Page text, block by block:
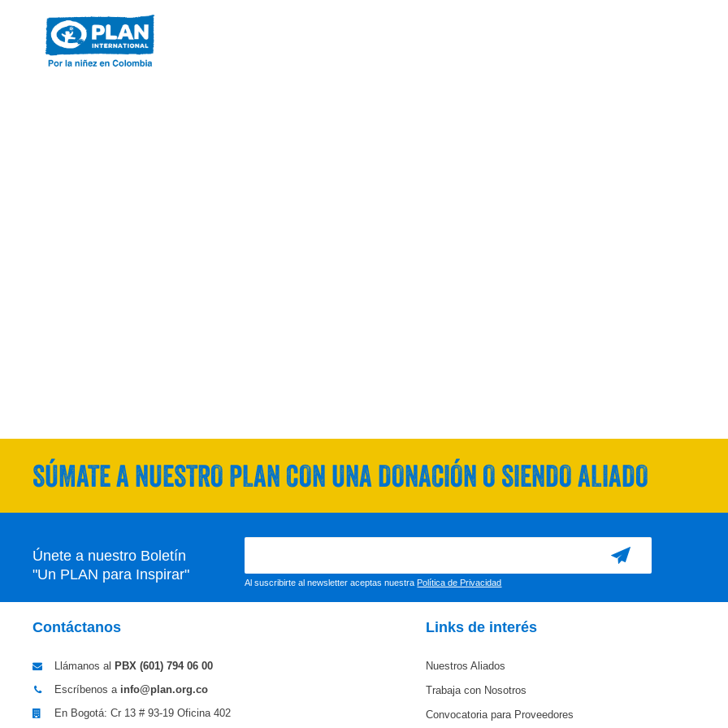
SÚMATE A NUESTRO PLAN CON UNA DONACIÓN O SIENDO ALIADO
Únete a nuestro Boletín
"Un PLAN para Inspirar"
Al suscribirte al newsletter aceptas nuestra Política de Privacidad
Contáctanos
Llámanos al PBX (601) 794 06 00
Escríbenos a info@plan.org.co
En Bogotá: Cr 13 # 93-19 Oficina 402
Links de interés
Nuestros Aliados
Trabaja con Nosotros
Convocatoria para Proveedores